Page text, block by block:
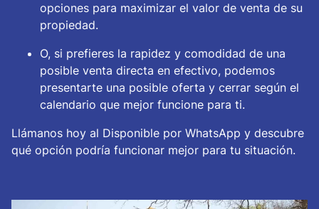
opciones para maximizar el valor de venta de su
propiedad.
O, si prefieres la rapidez y comodidad de una
posible venta directa en efectivo, podemos
presentarte una posible oferta y cerrar según el
calendario que mejor funcione para ti.
Llámanos hoy al Disponible por WhatsApp y descubre
qué opción podría funcionar mejor para tu situación.